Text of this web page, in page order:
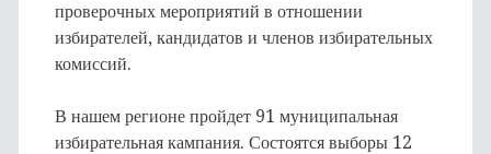
проверочных мероприятий в отношении
избирателей, кандидатов и членов избирательных
комиссий.
В нашем регионе пройдет 91 муниципальная
избирательная кампания. Состоятся выборы 12